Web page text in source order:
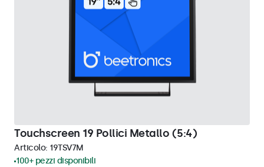
Touchscreen 19 Pollici Metallo (5:4)
Articolo: 19TSV7M
100+ pezzi disponibili